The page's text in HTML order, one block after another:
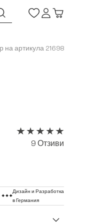
на артикула 21698
Средна оценка за 5
9 Отзиви
Дизайн и Разработка
в Германия